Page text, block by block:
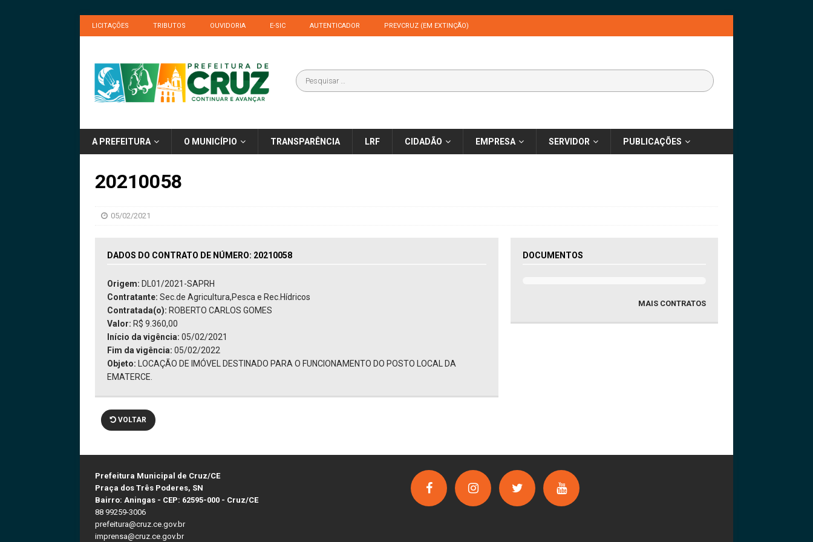
LICITAÇÕES TRIBUTOS OUVIDORIA E-SIC AUTENTICADOR PREVCRUZ (EM EXTINÇÃO)
A PREFEITURA O MUNICÍPIO TRANSPARÊNCIA LRF CIDADÃO EMPRESA SERVIDOR PUBLICAÇÕES
20210058
05/02/2021
DADOS DO CONTRATO DE NÚMERO: 20210058
Origem: DL01/2021-SAPRH
Contratante: Sec.de Agricultura,Pesca e Rec.Hídricos
Contratada(o): ROBERTO CARLOS GOMES
Valor: R$ 9.360,00
Início da vigência: 05/02/2021
Fim da vigência: 05/02/2022
Objeto: LOCAÇÃO DE IMÓVEL DESTINADO PARA O FUNCIONAMENTO DO POSTO LOCAL DA
EMATERCE.
DOCUMENTOS
MAIS CONTRATOS
VOLTAR
Prefeitura Municipal de Cruz/CE
Praça dos Três Poderes, SN
Bairro: Aningas - CEP: 62595-000 - Cruz/CE
88 99259-3006
prefeitura@cruz.ce.gov.br
imprensa@cruz.ce.gov.br